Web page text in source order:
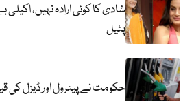
شادی کا کوئی ارادہ نہیں،
پٹیل
حکومت نے پیٹرول اور ڈیزل کی